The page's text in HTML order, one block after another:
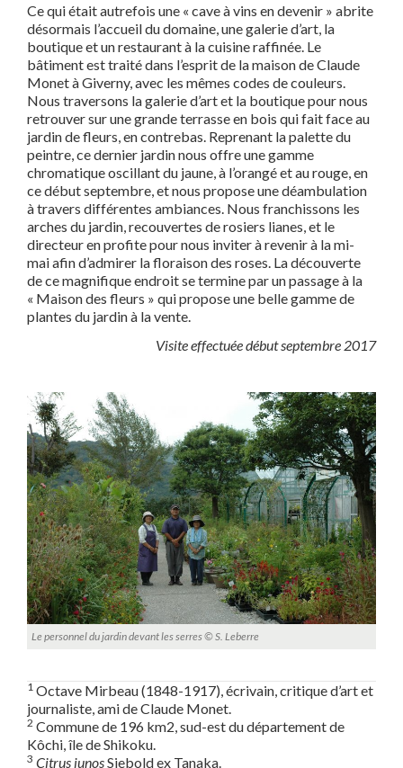
Ce qui était autrefois une « cave à vins en devenir » abrite
désormais l’accueil du domaine, une galerie d’art, la
boutique et un restaurant à la cuisine raffinée. Le
bâtiment est traité dans l’esprit de la maison de Claude
Monet à Giverny, avec les mêmes codes de couleurs.
Nous traversons la galerie d’art et la boutique pour nous
retrouver sur une grande terrasse en bois qui fait face au
jardin de fleurs, en contrebas. Reprenant la palette du
peintre, ce dernier jardin nous offre une gamme
chromatique oscillant du jaune, à l’orangé et au rouge, en
ce début septembre, et nous propose une déambulation
à travers différentes ambiances. Nous franchissons les
arches du jardin, recouvertes de rosiers lianes, et le
directeur en profite pour nous inviter à revenir à la mi-
mai afin d’admirer la floraison des roses. La découverte
de ce magnifique endroit se termine par un passage à la
« Maison des fleurs » qui propose une belle gamme de
plantes du jardin à la vente.
Visite effectuée début septembre 2017
Le personnel du jardin devant les serres © S. Leberre
1 Octave Mirbeau (1848-1917), écrivain, critique d’art et
journaliste, ami de Claude Monet.
2 Commune de 196 km2 , sud-est du département de
Kôchi, île de Shikoku.
3 Citrus junosSiebold ex Tanaka.